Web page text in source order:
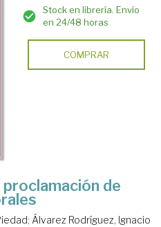
Stock en librería. Envío
en 24/48 horas
COMPRAR
de
; Álvarez Rodríguez, Ignacio